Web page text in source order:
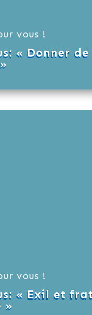
vous !
« Donner
vous !
« Exil et
»